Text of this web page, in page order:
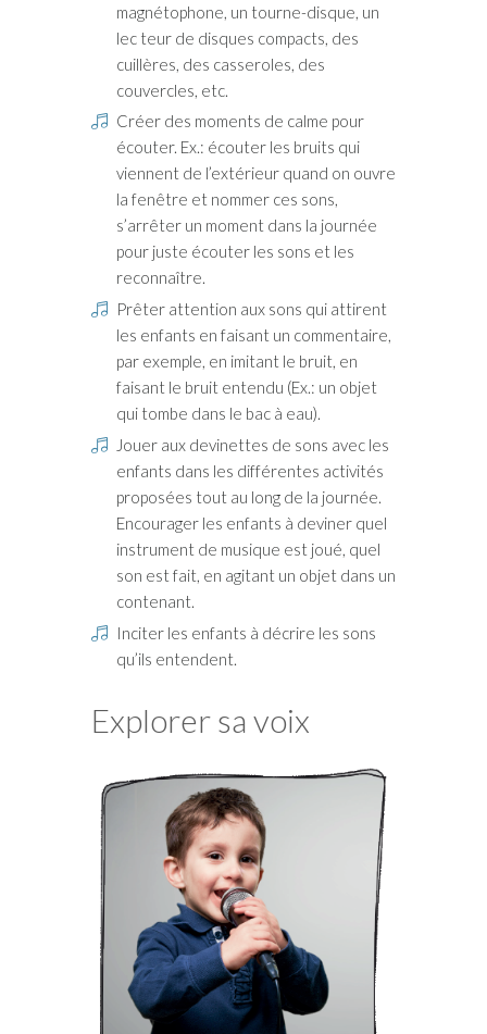
magnétophone, un tourne-disque, un
lec teur de disques compacts, des
cuillères, des casseroles, des
couvercles, etc.
Créer des moments de calme pour
écouter. Ex.: écouter les bruits qui
viennent de l’extérieur quand on ouvre
la fenêtre et nommer ces sons,
s’arrêter un moment dans la journée
pour juste écouter les sons et les
reconnaître.
Prêter attention aux sons qui attirent
les enfants en faisant un commentaire,
par exemple, en imitant le bruit, en
faisant le bruit entendu (Ex.: un objet
qui tombe dans le bac à eau).
Jouer aux devinettes de sons avec les
enfants dans les différentes activités
proposées tout au long de la journée.
Encourager les enfants à deviner quel
instrument de musique est joué, quel
son est fait, en agitant un objet dans un
contenant.
Inciter les enfants à décrire les sons
qu’ils entendent.
Explorer sa voix